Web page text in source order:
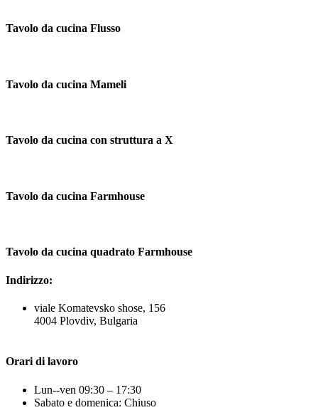
Tavolo da cucina Flusso
Tavolo da cucina Mameli
Tavolo da cucina con struttura a X
Tavolo da cucina Farmhouse
Tavolo da cucina quadrato Farmhouse
Indirizzo:
viale Komatevsko shose, 156
4004 Plovdiv, Bulgaria
Orari di lavoro
Lun--ven 09:30 – 17:30
Sabato e domenica: Chiuso